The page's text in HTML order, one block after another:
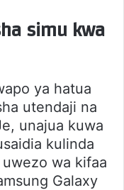
simu kwa
ya hatua
utendaji na
unajua kuwa
kulinda
wa kifaa
Galaxy